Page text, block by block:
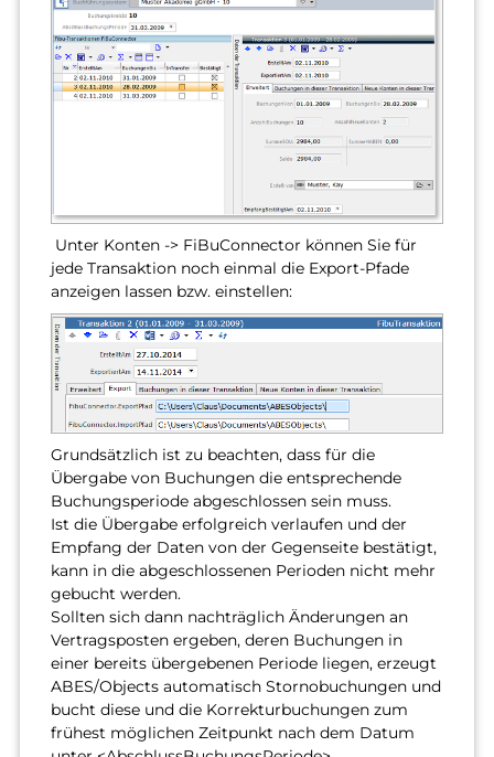
Unter Konten -> FiBuConnector können Sie für
jede Transaktion noch einmal die Export-Pfade
anzeigen lassen bzw. einstellen:
Grundsätzlich ist zu beachten, dass für die
Übergabe von Buchungen die entsprechende
Buchungsperiode abgeschlossen sein muss.
Ist die Übergabe erfolgreich verlaufen und der
Empfang der Daten von der Gegenseite bestätigt,
kann in die abgeschlossenen Perioden nicht mehr
gebucht werden.
Sollten sich dann nachträglich Änderungen an
Vertragsposten ergeben, deren Buchungen in
einer bereits übergebenen Periode liegen, erzeugt
ABES/Objects automatisch Stornobuchungen und
bucht diese und die Korrekturbuchungen zum
frühest möglichen Zeitpunkt nach dem Datum